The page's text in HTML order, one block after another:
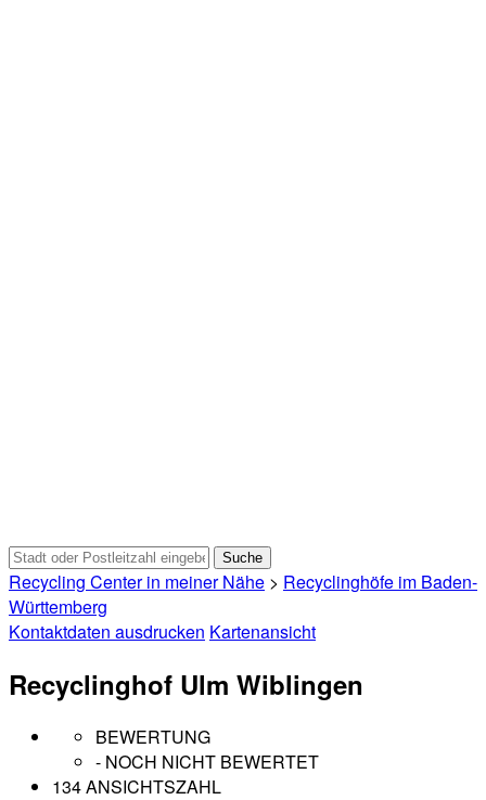
Recycling Center in meiner Nähe > Recyclinghöfe im Baden-
Württemberg
Kontaktdaten ausdrucken Kartenansicht
Recyclinghof Ulm Wiblingen
BEWERTUNG
- NOCH NICHT BEWERTET
134 ANSICHTSZAHL